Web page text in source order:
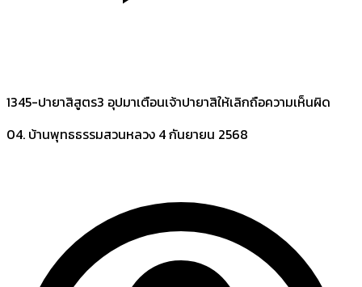
1345-ปายาสิสูตร3 อุปมาเตือนเจ้าปายาสิให้เลิกถือความเห็นผิด
04. บ้านพุทธธรรมสวนหลวง 4 กันยายน 2568